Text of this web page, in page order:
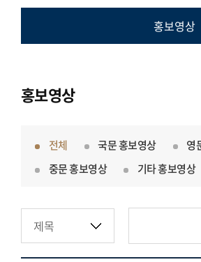
홍보영상
홍보영상
전체 국문 홍보영상
영
중문 홍보영상
기타 홍보영상